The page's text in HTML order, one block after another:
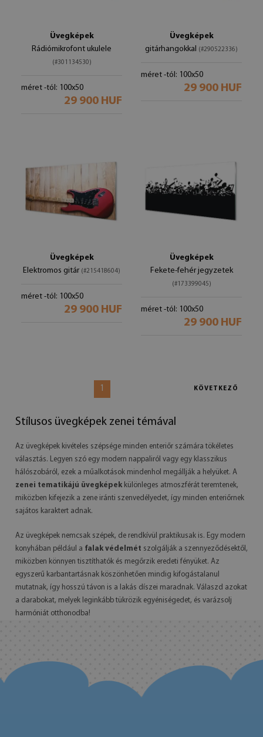
Üvegképek
Rádiómikrofont ukulele
(#301134530)
méret -tól: 100x50
29 900 HUF
Üvegképek
gitárhangokkal (#290522336)
méret -tól: 100x50
29 900 HUF
Üvegképek
Elektromos gitár (#215418604)
méret -tól: 100x50
29 900 HUF
Üvegképek
Fekete-fehér jegyzetek
(#173399045)
méret -tól: 100x50
29 900 HUF
1 KÖVETKEZŐ
Stílusos üvegképek zenei témával
Az üvegképek kivételes szépsége minden enteriőr számára tökéletes
választás. Legyen szó egy modern nappaliról vagy egy klasszikus
hálószobáról, ezek a műalkotások mindenhol megállják a helyüket. A
zenei tematikájú üvegképek különleges atmoszférát teremtenek,
miközben kifejezik a zene iránti szenvedélyedet, így minden enteriőrnek
sajátos karaktert adnak.
Az üvegképek nemcsak szépek, de rendkívül praktikusak is. Egy modern
konyhában például a falak védelmét szolgálják a szennyeződésektől,
miközben könnyen tisztíthatók és megőrzik eredeti fényüket. Az
egyszerű karbantartásnak köszönhetően mindig kifogástalanul
mutatnak, így hosszú távon is a lakás díszei maradnak. Válaszd azokat
a darabokat, melyek leginkább tükrözik egyéniségedet, és varázsolj
harmóniát otthonodba!